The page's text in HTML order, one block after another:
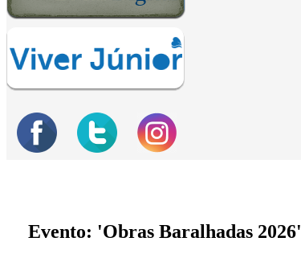
Evento: 'Obras Baralhadas 2026'